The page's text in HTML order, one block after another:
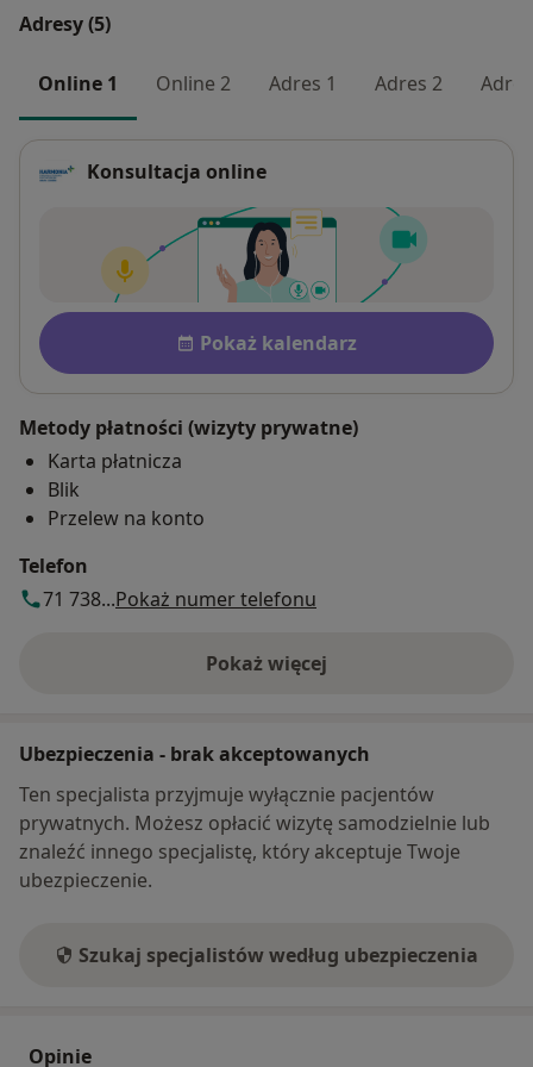
Adresy (5)
Online 1 Online 2 Adres 1 Adres 2
Konsultacja online
Dostępność
Pokaż kalendarz
Metody płatności (wizyty prywatne)
Karta płatnicza
Blik
Przelew na konto
Telefon
71 738...Pokaż numer telefonu
Pokaż więcej
o adresie
Ubezpieczenia - brak akceptowanych
Ten specjalista przyjmuje wyłącznie pacjentów
prywatnych. Możesz opłacić wizytę samodzielnie lub
znaleźć innego specjalistę, który akceptuje Twoje
ubezpieczenie.
Szukaj specjalistów według ubezpieczenia
Opinie